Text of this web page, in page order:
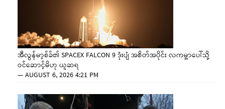
အီလွန်မာ့စ်ခ်၏ SPACEX FALCON 9 ဒုံးပျံ အစိတ်အပိုင်း လကမ္ဘာပေါ်သို့
ဝင်ဆောင့်မိဟု ယူဆရ
—AUGUST 6, 2026 4:21 PM